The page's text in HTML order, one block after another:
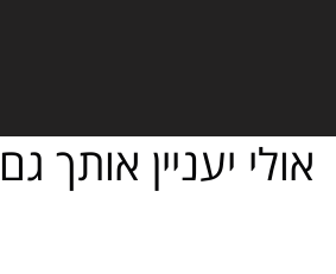
אולי יעניין אותך גם